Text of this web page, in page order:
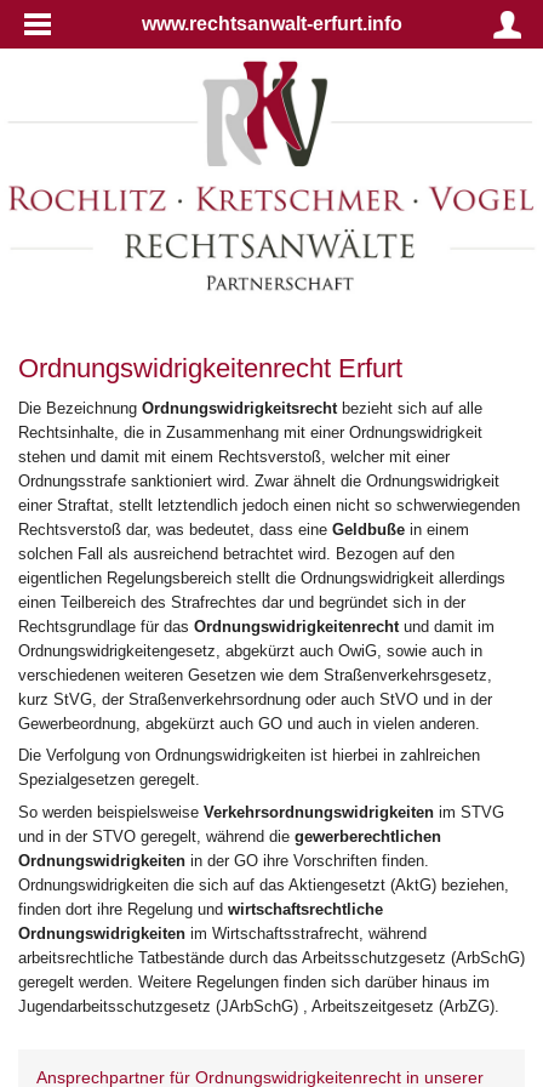
www.rechtsanwalt-erfurt.info
Ordnungswidrigkeitenrecht Erfurt
Die Bezeichnung Ordnungswidrigkeitsrecht bezieht sich auf alle
Rechtsinhalte, die in Zusammenhang mit einer Ordnungswidrigkeit
stehen und damit mit einem Rechtsverstoß, welcher mit einer
Ordnungsstrafe sanktioniert wird. Zwar ähnelt die Ordnungswidrigkeit
einer Straftat, stellt letztendlich jedoch einen nicht so schwerwiegenden
Rechtsverstoß dar, was bedeutet, dass eine Geldbuße in einem
solchen Fall als ausreichend betrachtet wird. Bezogen auf den
eigentlichen Regelungsbereich stellt die Ordnungswidrigkeit allerdings
einen Teilbereich des Strafrechtes dar und begründet sich in der
Rechtsgrundlage für das Ordnungswidrigkeitenrecht und damit im
Ordnungswidrigkeitengesetz, abgekürzt auch OwiG, sowie auch in
verschiedenen weiteren Gesetzen wie dem Straßenverkehrsgesetz,
kurz StVG, der Straßenverkehrsordnung oder auch StVO und in der
Gewerbeordnung, abgekürzt auch GO und auch in vielen anderen.
Die Verfolgung von Ordnungswidrigkeiten ist hierbei in zahlreichen
Spezialgesetzen geregelt.
So werden beispielsweise Verkehrsordnungswidrigkeiten im STVG
und in der STVO geregelt, während die gewerberechtlichen
Ordnungswidrigkeiten in der GO ihre Vorschriften finden.
Ordnungswidrigkeiten die sich auf das Aktiengesetzt (AktG) beziehen,
finden dort ihre Regelung und wirtschaftsrechtliche
Ordnungswidrigkeiten im Wirtschaftsstrafrecht, während
arbeitsrechtliche Tatbestände durch das Arbeitsschutzgesetz (ArbSchG)
geregelt werden. Weitere Regelungen finden sich darüber hinaus im
Jugendarbeitsschutzgesetz (JArbSchG) , Arbeitszeitgesetz (ArbZG).
Ansprechpartner für Ordnungswidrigkeitenrecht in unserer